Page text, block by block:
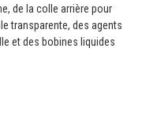
de la colle arrière pour
transparente, des agents
et des bobines liquides